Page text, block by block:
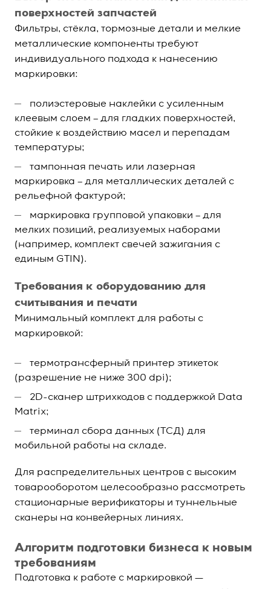
поверхностей запчастей
Фильтры, стёкла, тормозные детали и мелкие
металлические компоненты требуют
индивидуального подхода к нанесению
маркировки:
полиэстеровые наклейки с усиленным
клеевым слоем – для гладких поверхностей,
стойкие к воздействию масел и перепадам
температуры;
тампонная печать или лазерная
маркировка – для металлических деталей с
рельефной фактурой;
маркировка групповой упаковки – для
мелких позиций, реализуемых наборами
(например, комплект свечей зажигания с
единым GTIN).
Требования к оборудованию для
считывания и печати
Минимальный комплект для работы с
маркировкой:
термотрансферный принтер этикеток
(разрешение не ниже 300 dpi);
2D-сканер штрихкодов с поддержкой Data
Matrix;
терминал сбора данных (ТСД) для
мобильной работы на складе.
Для распределительных центров с высоким
товарооборотом целесообразно рассмотреть
стационарные верификаторы и туннельные
сканеры на конвейерных линиях.
Алгоритм подготовки бизнеса к новым
требованиям
Подготовка к работе с маркировкой —